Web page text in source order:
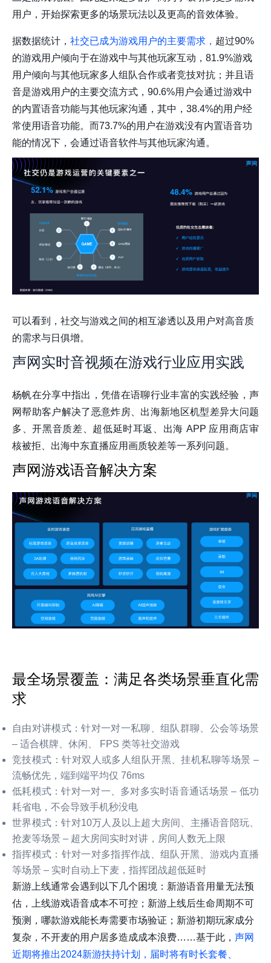
用户，开始探索更多的场景玩法以及更高的音效体验。
据数据统计， 社交已成为游戏用户的主要需求， 超过90%
的游戏用户倾向于在游戏中与其他玩家互动，81.9%游戏
用户倾向与其他玩家多人组队合作或者竞技对抗；并且语
音是游戏用户的主要交流方式，90.6%用户会通过游戏中
的内置语音功能与其他玩家沟通，其中，38.4%的用户经
常使用语音功能。而73.7%的用户在游戏没有内置语音功
能的情况下，会通过语音软件与其他玩家沟通。
可以看到，社交与游戏之间的相互渗透以及用户对高音质
的需求与日俱增。
声网实时音视频在游戏行业应用实践
杨帆在分享中指出，凭借在语聊行业丰富的实践经验，声
网帮助客户解决了恶意炸房、出海新地区机型差异大问题
多、开黑音质差、超低延时耳返、出海 APP 应用商店审
核被拒、出海中东直播应用画质较差等一系列问题。
声网游戏语音解决方案
最全场景覆盖：满足各类场景垂直化需
求
自由对讲模式：针对一对一私聊、组队群聊、公会等场景
– 适合棋牌、休闲、 FPS 类等社交游戏
竞技模式：针对双人或多人组队开黑、挂机私聊等场景 –
流畅优先，端到端平均仅 76ms
低耗模式：针对一对一、多对多实时语音通话场景 – 低功
耗省电，不会导致手机秒没电
世界模式：针对10万人及以上超大房间、主播语音陪玩、
抢麦等场景 – 超大房间实时对讲，房间人数无上限
指挥模式：针对一对多指挥作战、组队开黑、游戏内直播
等场景 – 实时自动上下麦，指挥团战超低延时
新游上线通常会遇到以下几个困境：新游语音用量无法预
估，上线游戏语音成本不可控；新游上线后生命周期不可
预测，哪款游戏能长寿需要市场验证；新游初期玩家成分
复杂，不开麦的用户居多造成成本浪费……基于此， 声网
近期将推出2024新游扶持计划，届时将有时长套餐、